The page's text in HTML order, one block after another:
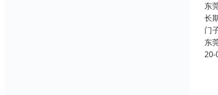
东
长
门
东
20-